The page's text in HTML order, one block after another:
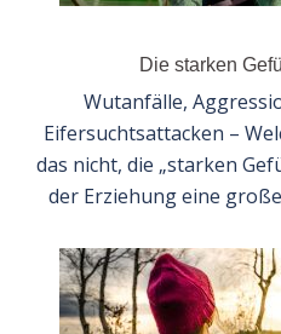
Die starken
Wutanfälle,
Eifersuchtsattacken –
das nicht, die „starken
der Erziehung eine